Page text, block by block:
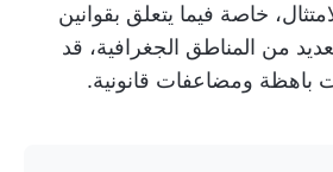
خاصة فيما يتعلق بقوانين
من المناطق الجغرافية، قد
باهظة ومضاعفات قانونية.